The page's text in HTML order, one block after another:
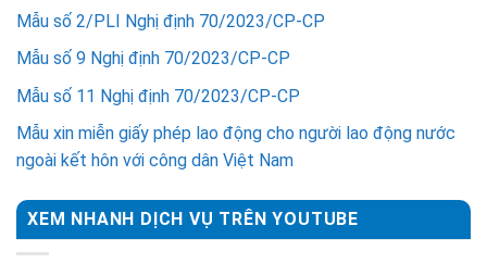
Mẫu số 2/PLI Nghị định 70/2023/CP-CP
Mẫu số 9 Nghị định 70/2023/CP-CP
Mẫu số 11 Nghị định 70/2023/CP-CP
Mẫu xin miễn giấy phép lao động cho người lao động nước
ngoài kết hôn với công dân Việt Nam
XEM NHANH DỊCH VỤ TRÊN YOUTUBE